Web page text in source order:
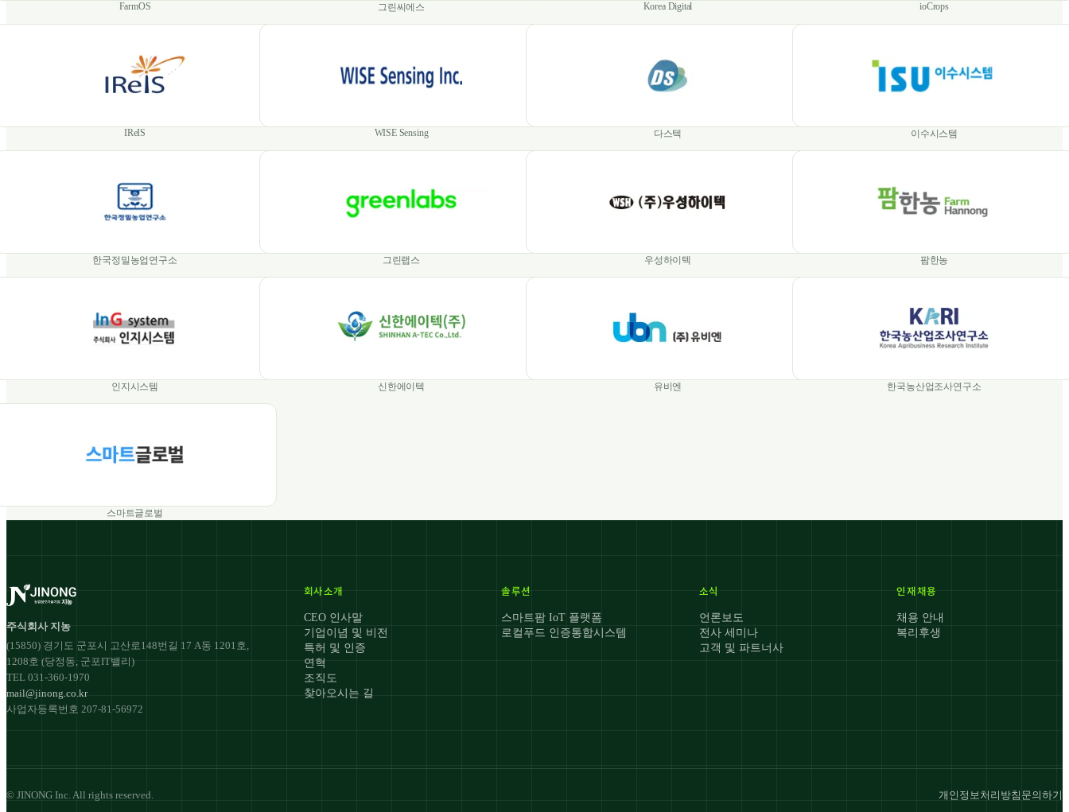
FarmOS 그린씨에스 Korea Digital ioCrops
IReIS WISE Sensing 다스텍 이수시스템
한국정밀농업연구소 그린랩스 우성하이텍 팜한농
인지시스템 신한에이텍 유비엔 한국농산업조사연구소
스마트글로벌
주식회사 지농
(15850) 경기도 군포시 고산로148번길 17 A동 1201호,
1208호 (당정동, 군포IT밸리)
TEL 031-360-1970
mail@jinong.co.kr
사업자등록번호 207-81-56972
회사소개
CEO 인사말
기업이념 및 비전
특허 및 인증
연혁
조직도
찾아오시는 길
솔루션
스마트팜 IoT 플랫폼
로컬푸드 인증통합시스템
소식
언론보도
전사 세미나
고객 및 파트너사
인재채용
채용 안내
복리후생
© JINONG Inc. All rights reserved. 개인정보처리방침 문의하기